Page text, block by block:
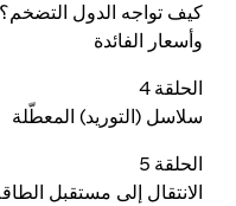
كيف تواجه الدول
وأسعار الفائدة
الحلقة 4
سلاسل (التوريد) المعطّلة
الحلقة 5
الانتقال إلى مستقبل